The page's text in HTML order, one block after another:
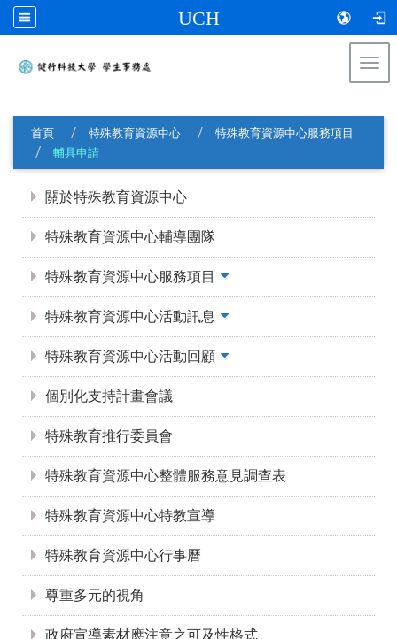
UCH
首頁
特殊教育資源中心
特殊教育資源中心服務項目
輔具申請
關於特殊教育資源中心
特殊教育資源中心輔導團隊
特殊教育資源中心服務項目
特殊教育資源中心活動訊息
特殊教育資源中心活動回顧
個別化支持計畫會議
特殊教育推行委員會
特殊教育資源中心整體服務意見調查表
特殊教育資源中心特教宣導
特殊教育資源中心行事曆
尊重多元的視角
政府宣導素材應注意之可及性格式